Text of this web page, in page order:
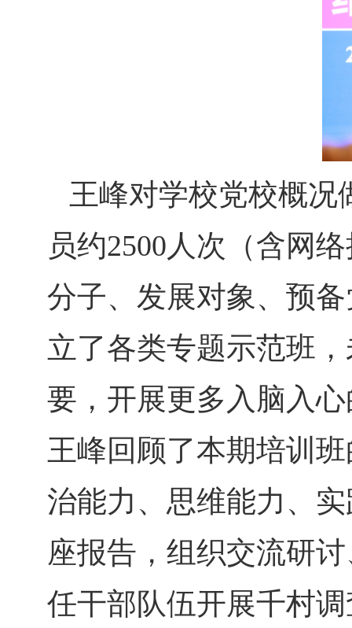
王峰对学校党校概况
员约2500人次（含网
分子、发展对象、预
立了各类专题示范班
要，开展更多入脑入
王峰回顾了本期培训
治能力、思维能力、
座报告，组织交流研
任干部队伍开展千村